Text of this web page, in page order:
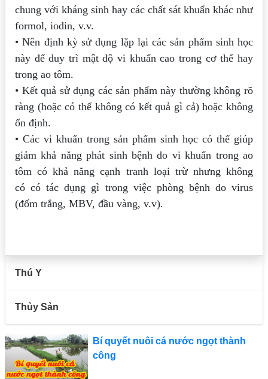
chung với kháng sinh hay các chất sát khuẩn khác như
formol, iodin, v.v.
• Nên định kỳ sử dụng lặp lại các sản phẩm sinh học
này để duy trì mật độ vi khuẩn cao trong cơ thể hay
trong ao tôm.
• Kết quả sử dụng các sản phẩm này thường không rõ
ràng (hoặc có thể không có kết quả gì cả) hoặc không
ổn định.
• Các vi khuẩn trong sản phẩm sinh học có thể giúp
giảm khả năng phát sinh bệnh do vi khuẩn trong ao
tôm có khả năng cạnh tranh loại trừ nhưng không
cócó tác dụng gì trong việc phòng bệnh do virus
(đốm trắng, MBV, đầu vàng, v.v).
Thú Y
Thủy Sản
Bí quyết nuôi cá nước ngọt thành
công